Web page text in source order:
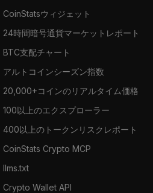
CoinStatsウィジェット
24時間暗号通貨マーケットレポート
BTC支配チャート
アルトコインシーズン指数
20,000+コインのリアルタイム価格
100以上のエクスプローラー
400以上のトークンリスクレポート
CoinStats Crypto MCP
llms.txt
Crypto Wallet API